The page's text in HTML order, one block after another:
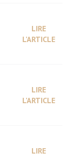
LIRE
L'ARTICLE
LIRE
L'ARTICLE
LIRE